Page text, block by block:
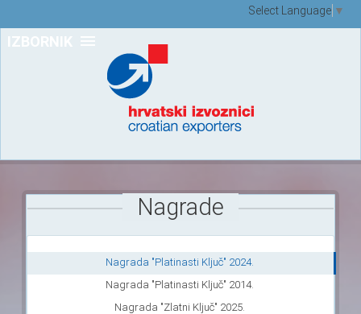
IZBORNIK
Select Language ▼
Nagrade
Nagrada "Platinasti Ključ" 2024.
Nagrada "Platinasti Ključ" 2014.
Nagrada "Zlatni Ključ" 2025.